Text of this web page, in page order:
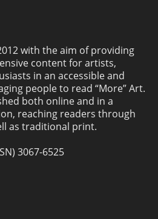
with the aim of providing
content for artists,
in an accessible and
people to read “More” Art.
both online and in a
reaching readers through
as traditional print.
3067-6525